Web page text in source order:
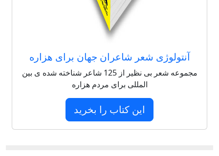
آنتولوژی شعر شاعران جهان برای هزاره
مجموعه شعر بی نظیر از 125 شاعر شناخته شده ی بین
المللی برای مردم هزاره
این کتاب را بخرید